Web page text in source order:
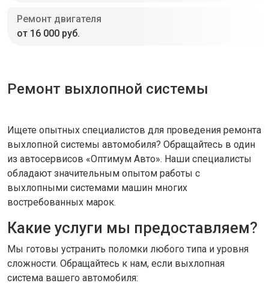
Ремонт двигателя
от 16 000 руб.
Ремонт выхлопной системы
Ищете опытных специалистов для проведения ремонта
выхлопной системы автомобиля? Обращайтесь в один
из автосервисов «Оптимум Авто». Наши специалисты
обладают значительным опытом работы с
выхлопными системами машин многих
востребованных марок.
Какие услуги мы предоставляем?
Мы готовы устранить поломки любого типа и уровня
сложности. Обращайтесь к нам, если выхлопная
система вашего автомобиля: